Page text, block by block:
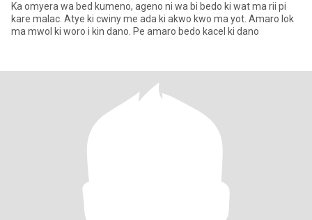
Ka omyera wa bed kumeno, ageno ni wa bi bedo ki wat ma rii pi
kare malac. Atye ki cwiny me ada ki akwo kwo ma yot. Amaro lok
ma mwol ki woro i kin dano. Pe amaro bedo kacel ki dano